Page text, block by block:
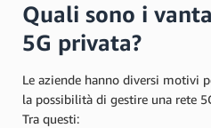
Quali sono i
5G privata?
Le aziende hanno diversi motivi
la possibilità di gestire una rete
Tra questi: